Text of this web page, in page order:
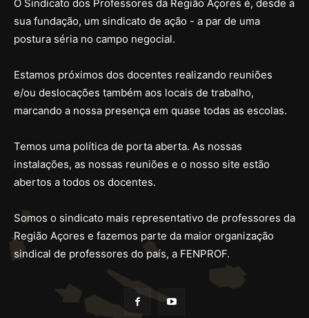
O Sindicato dos Professores da Região Açores é, desde a
sua fundação, um sindicato de ação - a par de uma
postura séria no campo negocial.
Estamos próximos dos docentes realizando reuniões
e/ou deslocações também aos locais de trabalho,
marcando a nossa presença em quase todas as escolas.
Temos uma política de porta aberta. As nossas
instalações, as nossas reuniões e o nosso site estão
abertos a todos os docentes.
Somos o sindicato mais representativo de professores da
Região Açores e fazemos parte da maior organização
sindical de professores do país, a FENPROF.